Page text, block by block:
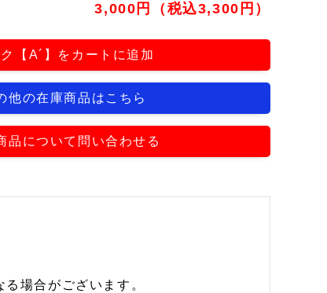
3,000円（税込3,300円）
【A´】をカートに追加
他の在庫商品はこちら
品について問い合わせる
場合がございます。